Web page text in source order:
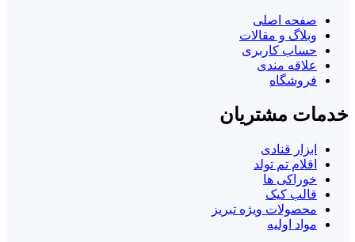
صفحه اصلی
وبلاگ و مقالات
حساب کاربری
علاقه مندی
فروشگاه
خدمات مشتریان
ابزار قنادی
اقلام تم تولد
خوراکی ها
قالب کیک
محصولات ویژه تبریز
مواد اولیه